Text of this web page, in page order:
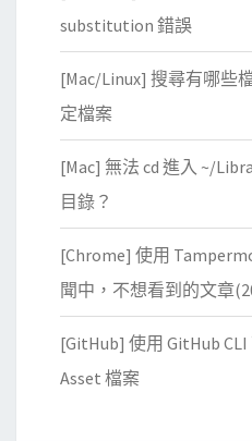
r
e
)
substitution 錯誤
[Mac/Linux] 搜尋有哪些
定檔案
[Mac] 無法 cd 進入 ~/
目錄？
[Chrome] 使用
聞中，不想看到的文章
[GitHub] 使用 GitHub CLI
Asset 檔案